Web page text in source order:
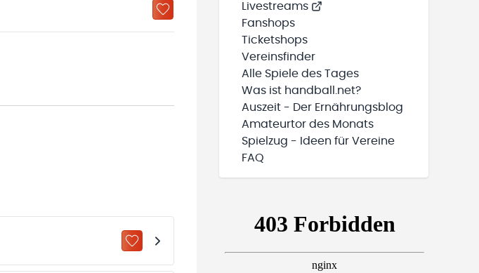
ZU „MEINE TEAMS“ HINZUFÜGEN
Livestreams
Fanshops
Ticketshops
Vereinsfinder
Alle Spiele des Tages
Was ist handball.net?
Auszeit - Der Ernährungsblog
Amateurtor des Monats
Spielzug - Ideen für Vereine
FAQ